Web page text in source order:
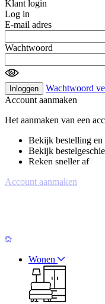
Klant login
Log in
E-mail adres
Wachtwoord
Inloggen
Wachtwoord
Account aanmaken
Het aanmaken van een
Bekijk bestelling en
Bekijk
Reken sneller af
Account aanmaken
Wonen